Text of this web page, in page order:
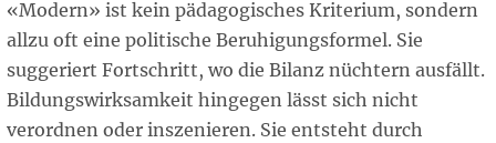
«Modern» ist kein pädagogisches Kriterium, sondern
allzu oft eine politische Beruhigungsformel. Sie
suggeriert Fortschritt, wo die Bilanz nüchtern ausfällt.
Bildungswirksamkeit hingegen lässt sich nicht
verordnen oder inszenieren. Sie entsteht durch